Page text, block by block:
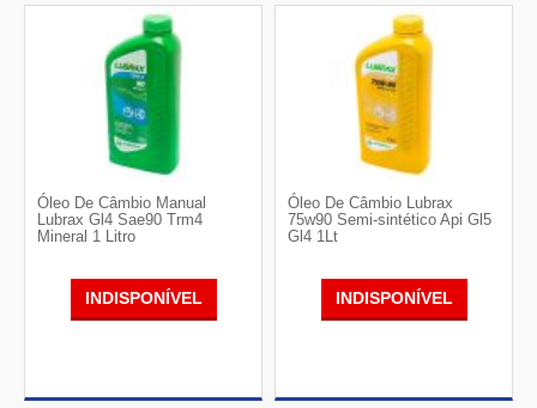
Óleo De Câmbio Manual
Lubrax Gl4 Sae90 Trm4
Mineral 1 Litro
INDISPONÍVEL
Óleo De Câmbio Lubrax
75w90 Semi-sintético Api Gl5
Gl4 1Lt
INDISPONÍVEL